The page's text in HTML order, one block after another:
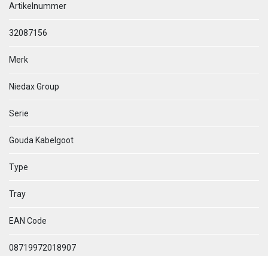
Artikelnummer
32087156
Merk
Niedax Group
Serie
Gouda Kabelgoot
Type
Tray
EAN Code
08719972018907